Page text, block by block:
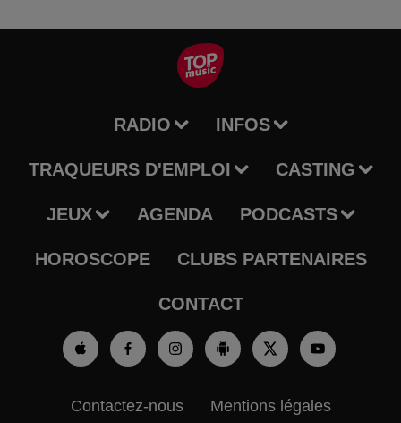
RADIO INFOS
TRAQUEURS D'EMPLOI CASTING
JEUX AGENDA PODCASTS
HOROSCOPE CLUBS PARTENAIRES
CONTACT
Contactez-nous Mentions légales